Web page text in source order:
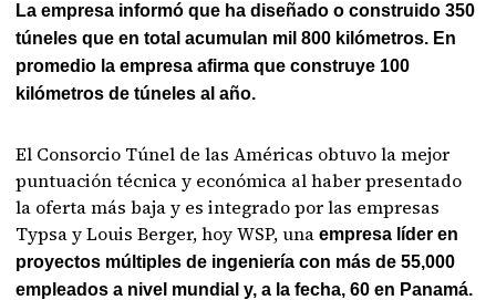
La empresa informó que ha diseñado o construido 350
túneles que en total acumulan mil 800 kilómetros. En
promedio la empresa afirma que construye 100
kilómetros de túneles al año.
El Consorcio Túnel de las Américas obtuvo la mejor
puntuación técnica y económica al haber presentado
la oferta más baja y es integrado por las empresas
Typsa y Louis Berger, hoy WSP, unaempresa líder en
proyectos múltiples de ingeniería con más de 55,000
empleados a nivel mundial y, a la fecha, 60 en Panamá.